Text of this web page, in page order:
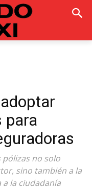
para
no solo
sino también a la
la ciudadanía